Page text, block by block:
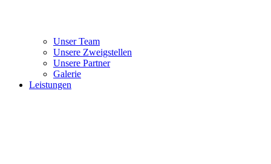
Unser Team
Unsere Zweigstellen
Unsere Partner
Galerie
Leistungen